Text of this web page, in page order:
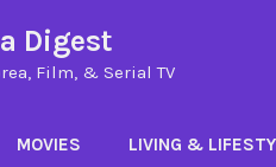
Digest
Film, & Serial TV
MOVIES LIVING &